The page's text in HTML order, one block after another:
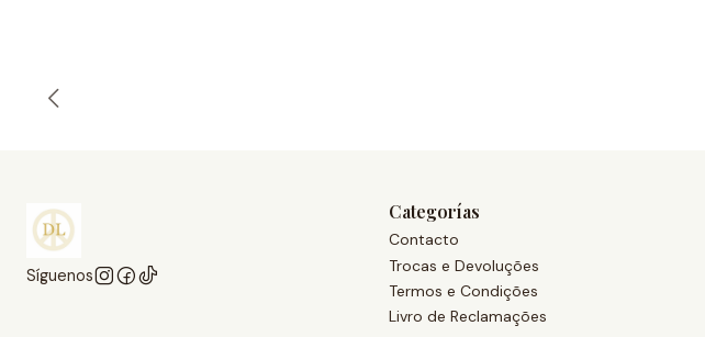
Síguenos
Categorías
Contacto
Trocas e Devoluções
Termos e Condições
Livro de Reclamações